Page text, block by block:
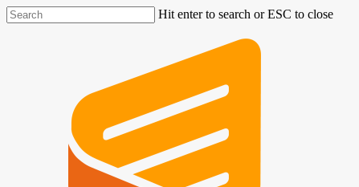
Hit enter to search or ESC to close